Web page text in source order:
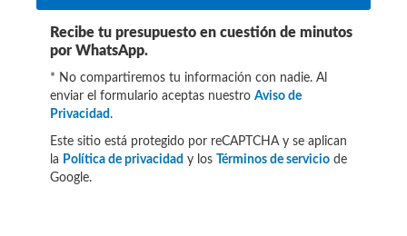
Recibe tu presupuesto en cuestión de minutos
por WhatsApp.
* No compartiremos tu información con nadie. Al
enviar el formulario aceptas nuestro Aviso de
Privacidad .
Este sitio está protegido por reCAPTCHA y se aplican
la Política de privacidad y los Términos de servicio de
Google.